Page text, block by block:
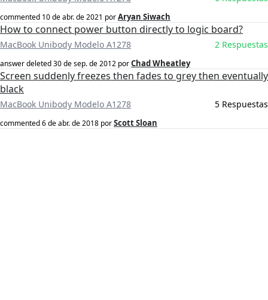
commented 10 de abr. de 2021 porAryan Siwach
How to connect power button directly to logic board?
MacBook Unibody Modelo A1278 2 Respuestas
answer deleted30 de sep. de 2012 porChad Wheatley
Screen suddenly freezes then fades to grey then eventually
black
MacBook Unibody Modelo A1278 5 Respuestas
commented6 de abr. de 2018 porScott Sloan